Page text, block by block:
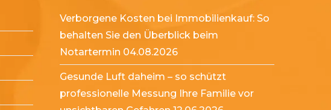
Verborgene Kosten bei Immobilienkauf: So
behalten Sie den Überblick beim
Notartermin 04.08.2026
Gesunde Luft daheim – so schützt
professionelle Messung Ihre Familie vor